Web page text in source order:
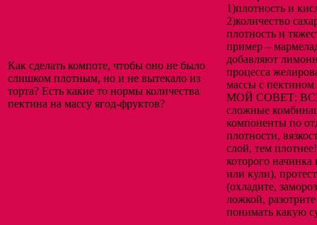
Как сделать компоте, чтобы оно не было
слишком плотным, но и не вытекало из
торта? Есть какие то нормы количества
пектина на массу ягод-фруктов?
1)плотность и
2)количество
плотность и
пример –
добавляют
процесса
массы с
МОЙ СОВЕТ:
сложные
компоненты по
плотности,
слой, тем
которого
или кули),
(охладите,
ложкой,
понимать какую